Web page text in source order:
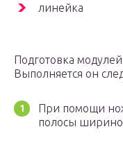
линейка
Подготовка
Выполняется он
При помощи
полосы